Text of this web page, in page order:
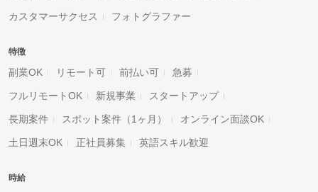
カスタマーサクセス フォトグラファー
特徴
副業OK リモート可 前払い可 急募
フルリモートOK 新規事業 スタートアップ
長期案件 スポット案件（1ヶ月） オンライン面談OK
土日週末OK 正社員募集 英語スキル歓迎
時給